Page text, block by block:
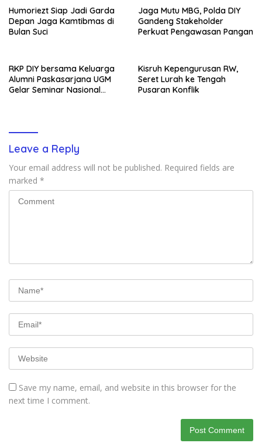
Humoriezt Siap Jadi Garda
Depan Jaga Kamtibmas di
Bulan Suci
Jaga Mutu MBG, Polda DIY
Gandeng Stakeholder
Perkuat Pengawasan Pangan
RKP DIY bersama Keluarga
Alumni Paskasarjana UGM
Gelar Seminar Nasional
Kisruh Kepengurusan RW,
Seret Lurah ke Tengah
Pusaran Konflik
Leave a Reply
Your email address will not be published. Required fields are
marked *
Save my name, email, and website in this browser for the
next time I comment.